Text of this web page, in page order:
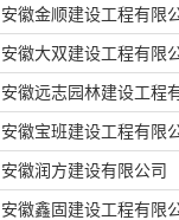
安徽金顺建设工程有限
安徽大双建设工程有限
安徽远志园林建设工程
安徽宝班建设工程有限
安徽润方建设有限公司
安徽鑫固建设工程有限